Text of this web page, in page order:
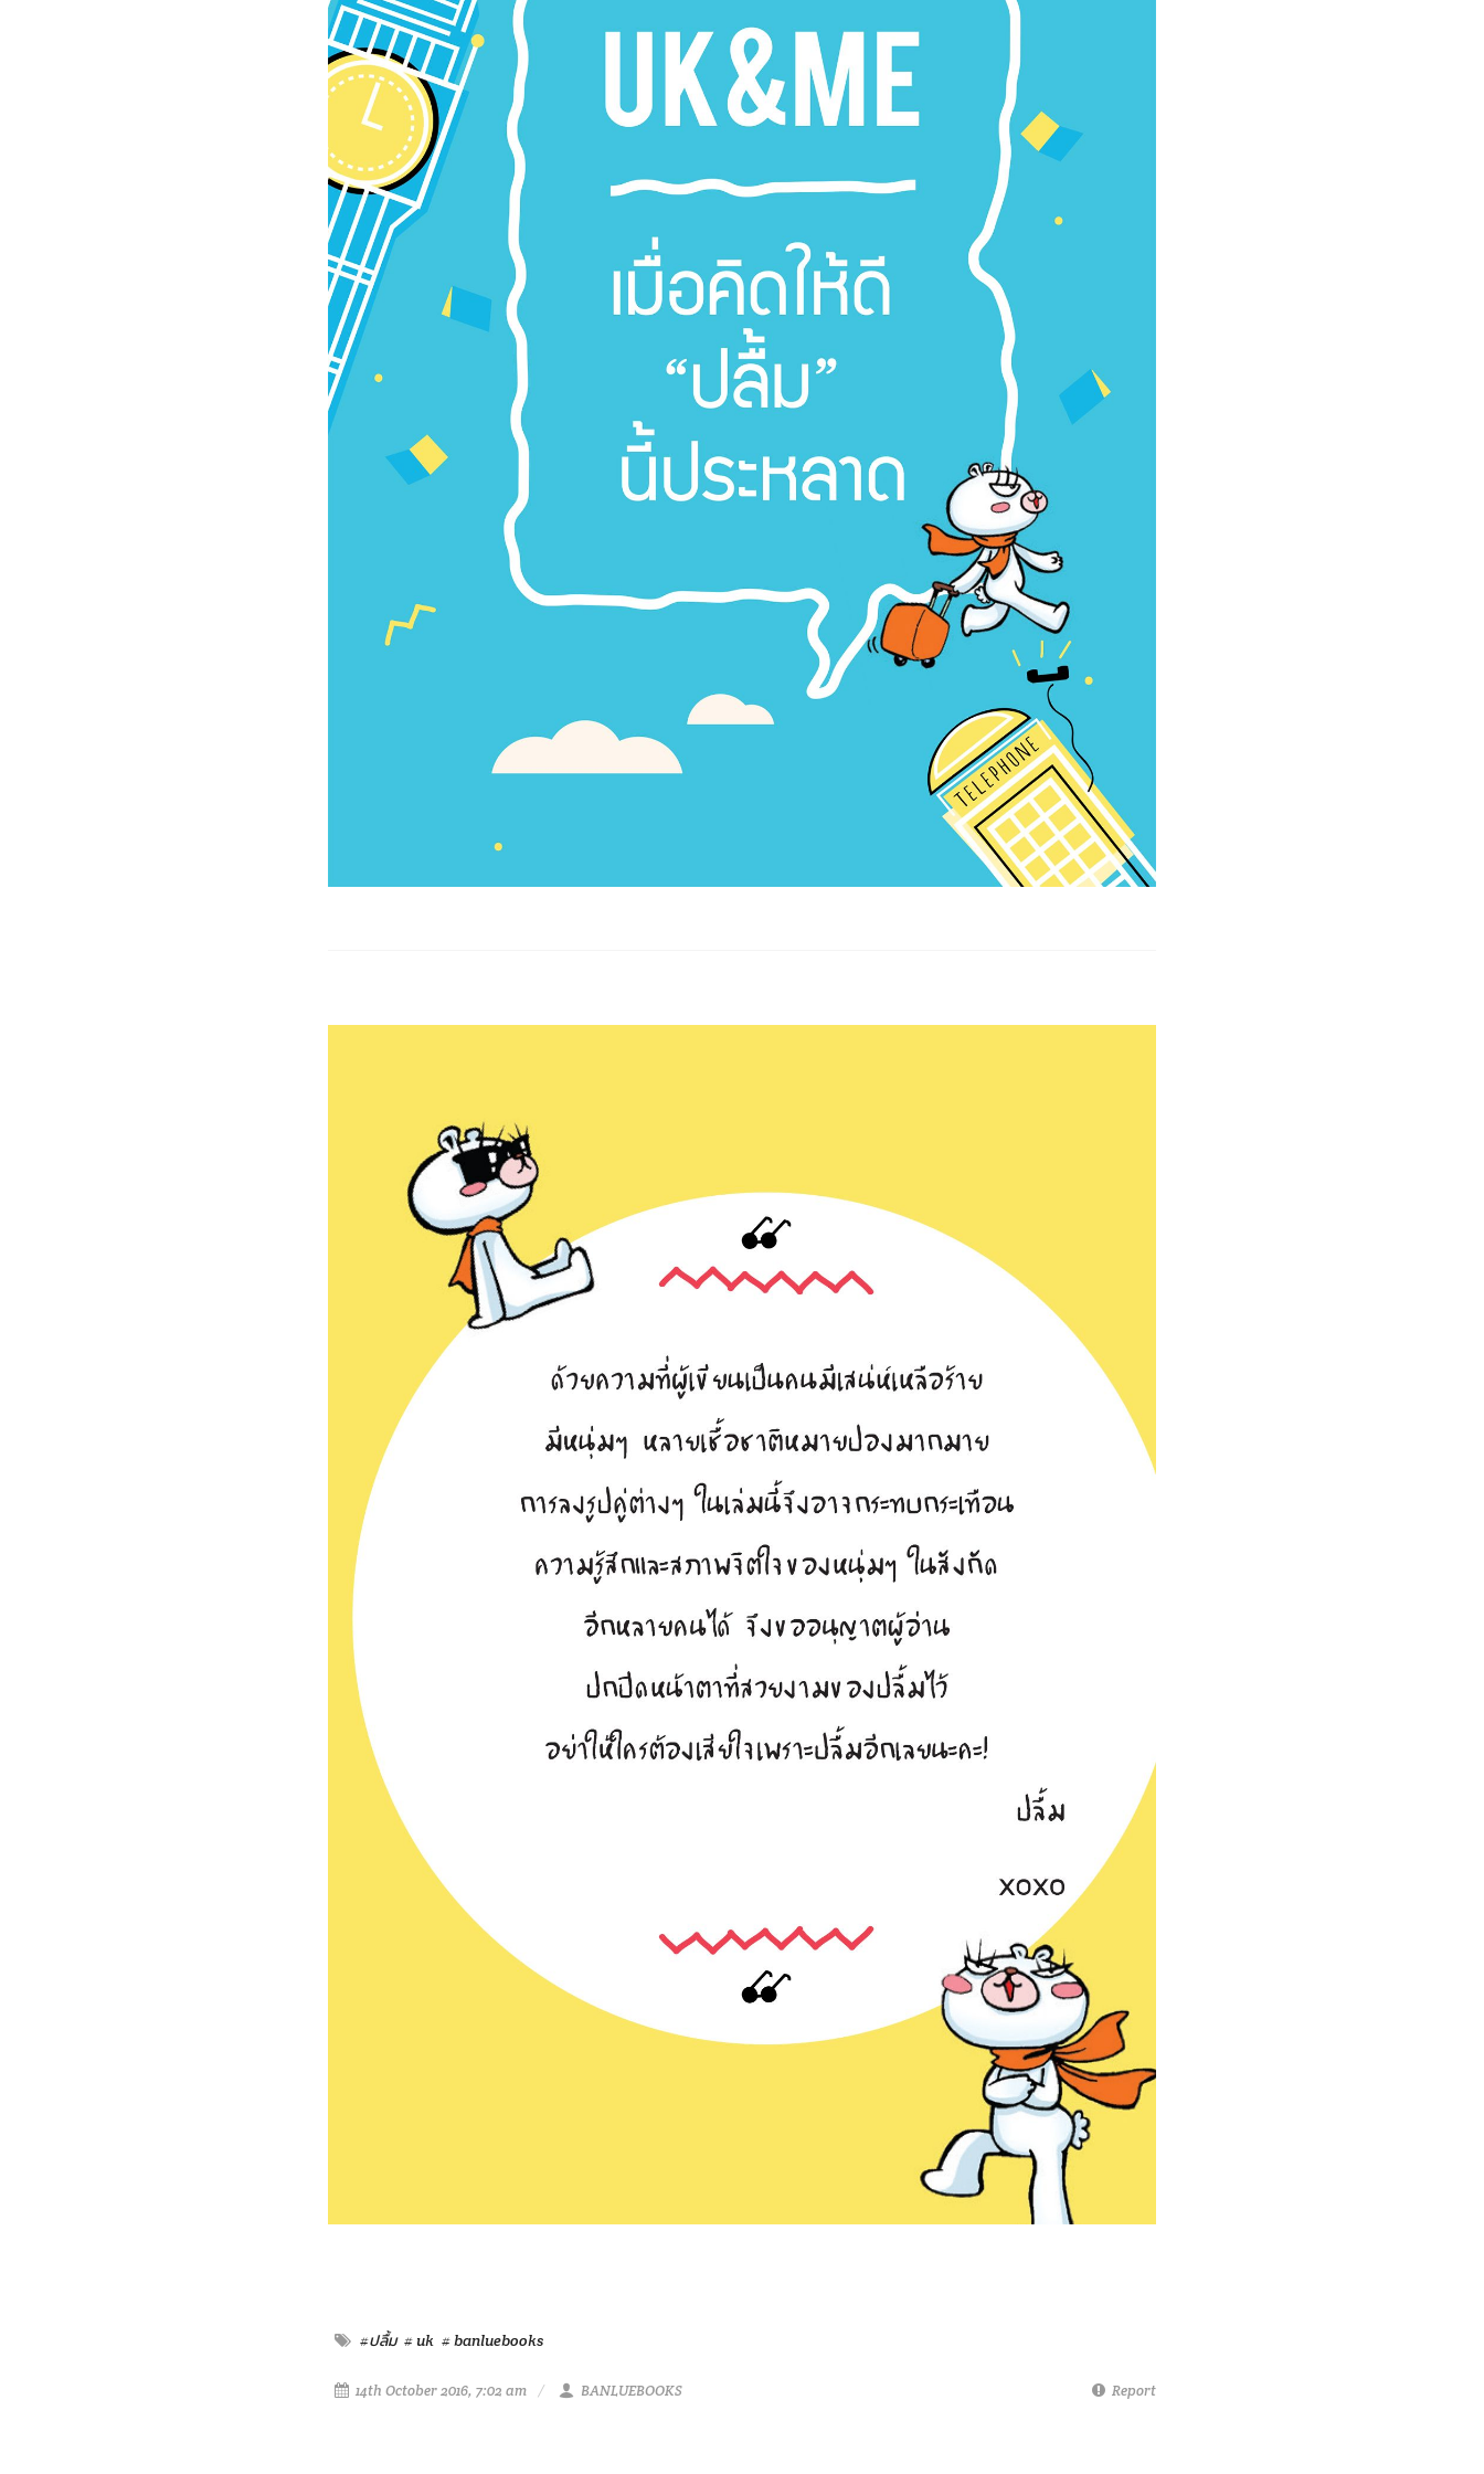
#ปลื้ม # uk # banluebooks
14th October 2016, 7:02 am BANLUEBOOKS Report